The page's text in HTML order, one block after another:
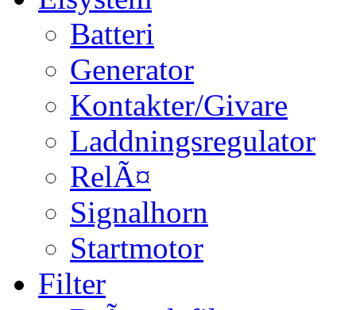
Batteri
Generator
Kontakter/Givare
Laddningsregulator
RelÃ¤
Signalhorn
Startmotor
Filter